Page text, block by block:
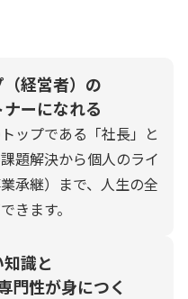
経営者）の
ーになれる
ップである「社長」と
題解決から個人のライ
承継）まで、人生の全
きます。
識と
門性が身につく